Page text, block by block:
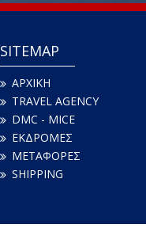
SITEMAP
ΑΡΧΙΚΗ
TRAVEL AGENCY
DMC - MICE
ΕΚΔΡΟΜΕΣ
ΜΕΤΑΦΟΡΕΣ
SHIPPING